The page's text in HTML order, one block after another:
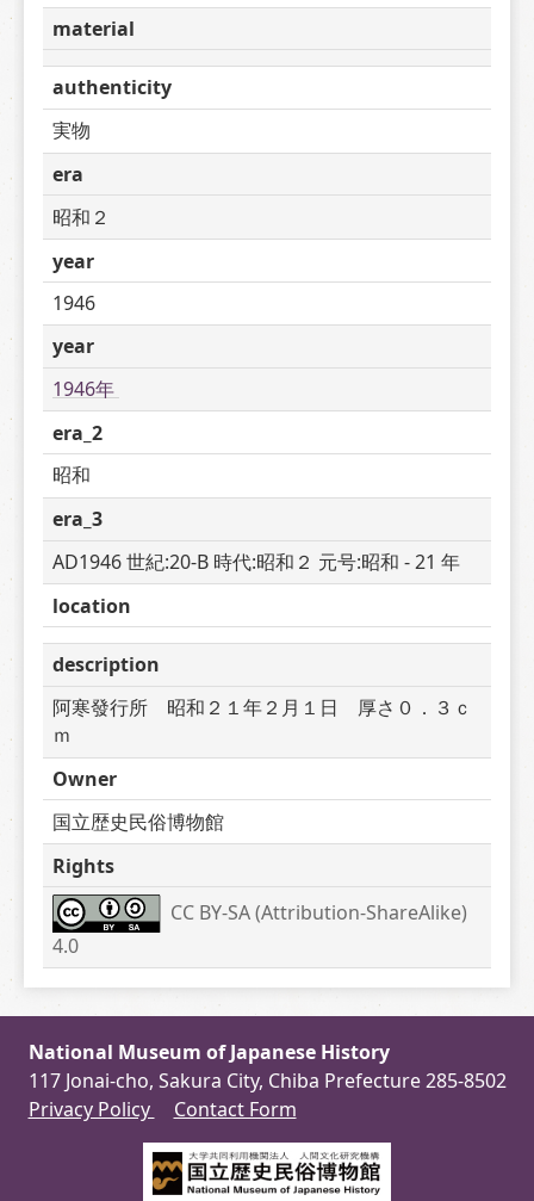
material
authenticity
実物
era
昭和２
year
1946
year
1946年
era_2
昭和
era_3
AD1946 世紀:20-B 時代:昭和２ 元号:昭和 - 21 年
location
description
阿寒發行所　昭和２１年２月１日　厚さ０．３ｃ
ｍ
Owner
国立歴史民俗博物館
Rights
CC BY-SA (Attribution-ShareAlike)
4.0
National Museum of Japanese History
117 Jonai-cho, Sakura City, Chiba Prefecture 285-8502
Privacy Policy
Contact Form